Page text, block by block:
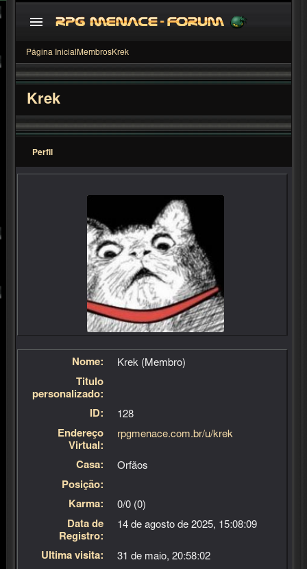
Página Inicial MembrosKrek
Krek
Perfil
Nome:
Krek (Membro)
Titulo
personalizado:
ID:
128
Endereço
Virtual:
rpgmenace.com.br/u/krek
Casa:
Órfãos
Posição:
Karma:
0/0 (0)
Data de
Registro:
14 de agosto de 2025, 15:08:09
Última visita: 31 de maio, 20:58:02